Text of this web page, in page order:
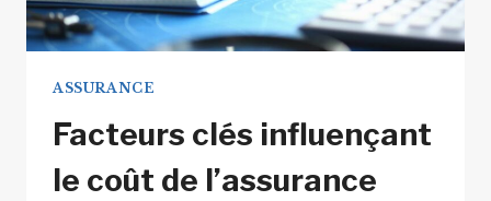
ASSURANCE
Facteurs clés influençant
le coût de l’assurance